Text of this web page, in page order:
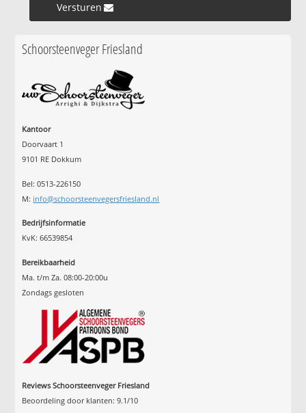
Versturen »
Schoorsteenveger Friesland
Kantoor
Doorvaart 1
9101 RE Dokkum
Bel: 0513-226150
M: info@schoorsteenvegersfriesland.nl
Bedrijfsinformatie
KvK: 66539854
Bereikbaarheid
Ma. t/m Za. 08:00-20:00u
Zondags gesloten
Reviews Schoorsteenveger Friesland
Beoordeling door klanten:9.1/10